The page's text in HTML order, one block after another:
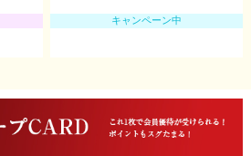
キャンペーン中